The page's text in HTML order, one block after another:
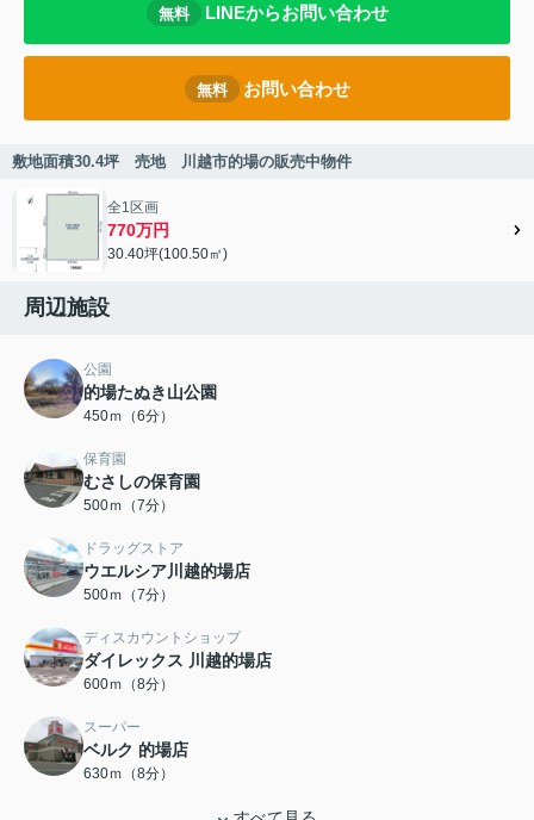
無料 LINEからお問い合わせ
無料 お問い合わせ
敷地面積30.4坪 売地 川越市的場の販売中物件
全1区画
770万円
30.40坪(100.50㎡)
周辺施設
公園
的場たぬき山公園
450ｍ（6分）
保育園
むさしの保育園
500ｍ（7分）
ドラッグストア
ウエルシア川越的場店
500ｍ（7分）
ディスカウントショップ
ダイレックス 川越的場店
600ｍ（8分）
スーパー
ベルク 的場店
630ｍ（8分）